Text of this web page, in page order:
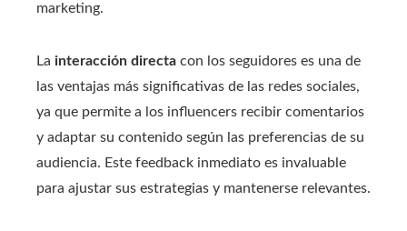
marketing.
La interacción directa con los seguidores es una de
las ventajas más significativas de las redes sociales,
ya que permite a los influencers recibir comentarios
y adaptar su contenido según las preferencias de su
audiencia. Este feedback inmediato es invaluable
para ajustar sus estrategias y mantenerse relevantes.